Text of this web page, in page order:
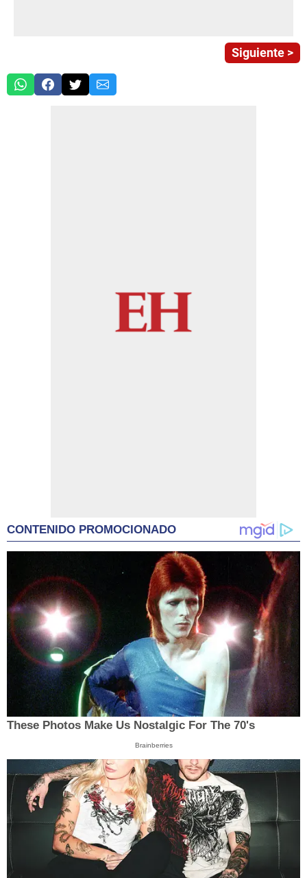
Siguiente >
CONTENIDO PROMOCIONADO
These Photos Make Us Nostalgic For The 70's
Brainberries